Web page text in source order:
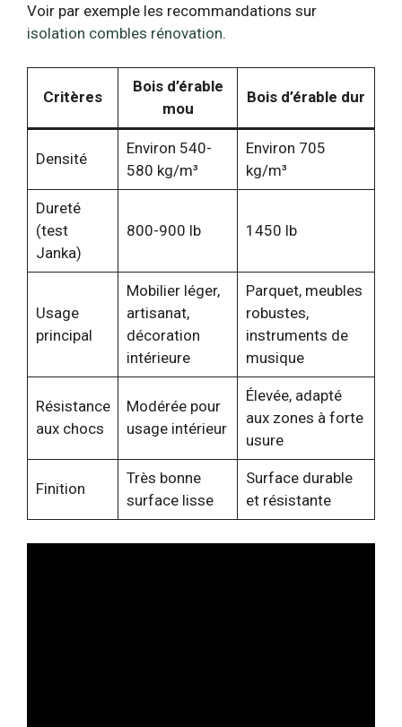
Voir par exemple les recommandations sur
isolation combles rénovation.
Critères
Bois d’érable
mou
Bois d’érable dur
Densité
Environ 540-
580 kg/m³
Environ 705
kg/m³
Dureté
(test
Janka)
800-900 lb 1450 lb
Usage
principal
Mobilier léger,
artisanat,
décoration
intérieure
Parquet, meubles
robustes,
instruments de
musique
Résistance
aux chocs
Modérée pour
usage intérieur
Élevée, adapté
aux zones à forte
usure
Finition
Très bonne
surface lisse
Surface durable
et résistante